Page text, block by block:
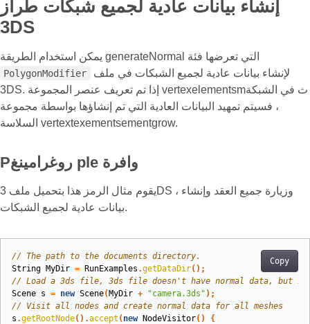
إنشاء بيانات عادية لجميع شبكات طراز
3DS
يمكن استخدام الطريقة generateNormal التي تعرضها فئة
PolygonModifier
3DS. إذا تم تعريف عنصر المجموعة vertexelementsmث في الشبكة
، فسيتم تمهيد البيانات العادية التي تم إنشاؤها بواسطة مجموعة
السلاسة vertextexementsementgrow.
Pروغرامينغ ple وافرة
يقوم مثال الرمز هذا بتحميل ملف 3DS ، وزيارة جميع العقد وإنشاء
بيانات عادية لجميع الشبكات.
Copy
// The path to the documents directory.
String MyDir = RunExamples .getDataDir();
// Load a 3ds file, 3ds file doesn't have normal data, but it
Scene s = new Scene(MyDir + "camera.3ds" );
// Visit all nodes and create normal data for all meshes
s .getRootNode().accept (new NodeVisitor()
{